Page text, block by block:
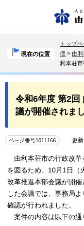
現在の位置
トップ
価 > 由
利本荘
令和6年度 第2回
議が開催されま
ページ番号1011166 更新
由利本荘市の行政改革
を図るため、10月1日（
改革推進本部会議が開
した会議では、事務局
確認が行われました。
案件の内容は以下の通